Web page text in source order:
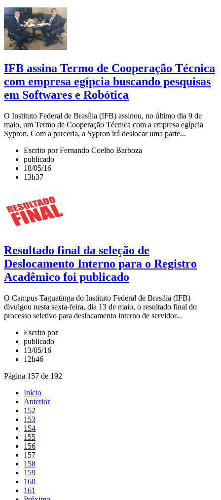
IFB assina Termo de Cooperação Técnica
com empresa egípcia buscando pesquisas
em Softwares e Robótica
O Instituto Federal de Brasília (IFB) assinou, no último dia 9 de
maio, um Termo de Cooperação Técnica com a empresa egípcia
Sypron. Com a parceria, a Sypron irá deslocar uma parte...
Escrito por Fernando Coelho Barboza
publicado
18/05/16
13h37
Resultado final da seleção de
Deslocamento Interno para o Registro
Acadêmico foi publicado
O Campus Taguatinga do Instituto Federal de Brasília (IFB)
divulgou nesta sexta-feira, dia 13 de maio, o resultado final do
processo seletivo para deslocamento interno de servidor...
Escrito por
publicado
13/05/16
12h46
Página 157 de 192
Início
Anterior
152
153
154
155
156
157
158
159
160
161